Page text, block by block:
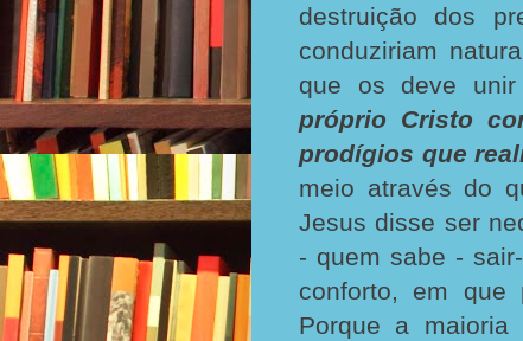
destruição dos
conduziriam
que os deve unir
próprio Cristo
prodígios que
meio através do
Jesus disse ser
- quem sabe -
conforto, em que
Porque a